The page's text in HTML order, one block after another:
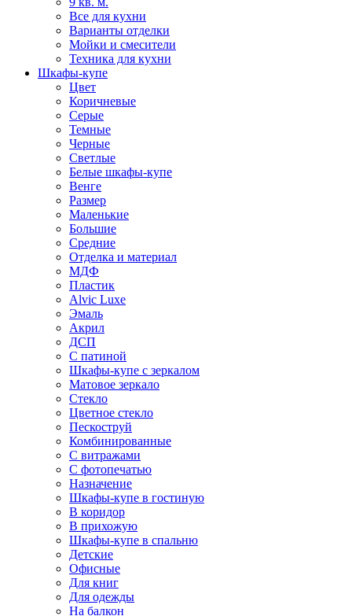
Все для кухни
Варианты отделки
Мойки и смесители
Техника для кухни
Шкафы-купе
Цвет
Коричневые
Серые
Темные
Черные
Светлые
Белые шкафы-купе
Венге
Размер
Маленькие
Большие
Средние
Отделка и материал
МДФ
Пластик
Alvic Luxe
Эмаль
Акрил
ДСП
С патиной
Шкафы-купе с зеркалом
Матовое зеркало
Стекло
Цветное стекло
Пескоструй
Комбинированные
С витражами
С фотопечатью
Назначение
Шкафы-купе в гостиную
В коридор
В прихожую
Шкафы-купе в спальню
Детские
Офисные
Для книг
Для одежды
На балкон